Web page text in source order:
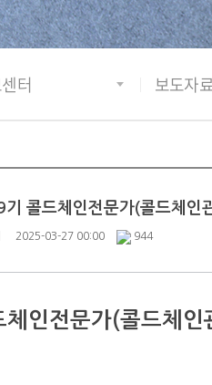
터 보도자
기 콜드체인전문가(콜드체인
2025-03-27 00:00 944
인전문가(콜드체인